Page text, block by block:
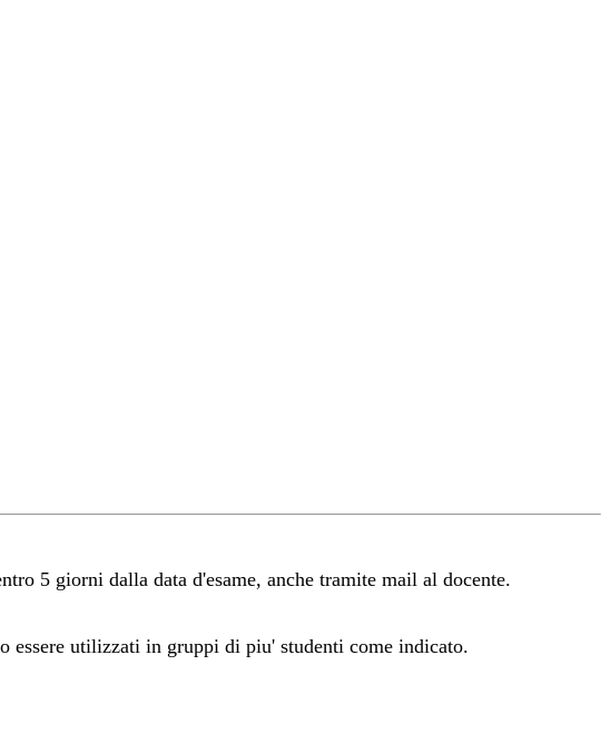
5 giorni dalla data d'esame, anche tramite mail al docente.
utilizzati in gruppi di piu' studenti come indicato.